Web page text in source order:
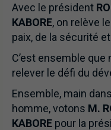
Avec le président
KABORE, on relève
paix, de la sécurité
C’est ensemble
relever le défi du
Ensemble, main
homme, votons M.
KABORE pour la